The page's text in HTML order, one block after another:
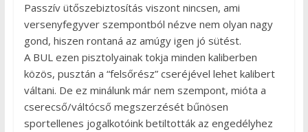
Passzív ütőszebiztosítás viszont nincsen, ami
versenyfegyver szempontból nézve nem olyan nagy
gond, hiszen rontaná az amúgy igen jó sütést.
A BUL ezen pisztolyainak tokja minden kaliberben
közös, pusztán a “felsőrész” cseréjével lehet kalibert
váltani. De ez minálunk már nem szempont, mióta a
cserecső/váltócső megszerzését bűnösen
sportellenes jogalkotóink betiltották az engedélyhez